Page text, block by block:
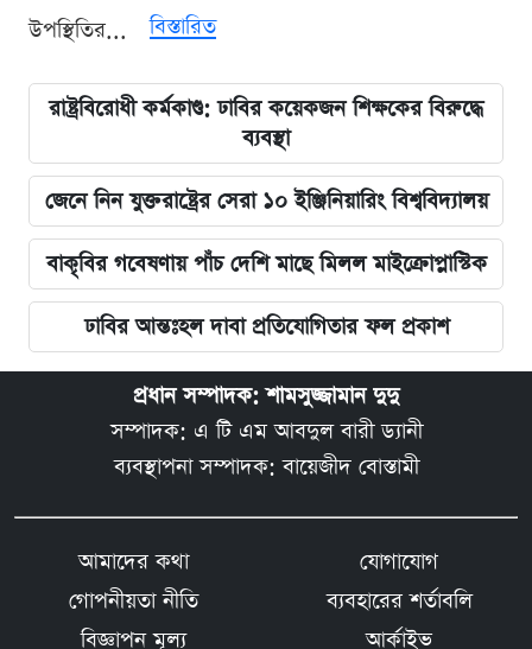
উপস্থিতির...
বিস্তারিত
রাষ্ট্রবিরোধী কর্মকাণ্ড: ঢাবির কয়েকজন শিক্ষকের বিরুদ্ধে
ব্যবস্থা
জেনে নিন যুক্তরাষ্ট্রের সেরা ১০ ইঞ্জিনিয়ারিং বিশ্ববিদ্যালয়
বাকৃবির গবেষণায় পাঁচ দেশি মাছে মিলল মাইক্রোপ্লাস্টিক
ঢাবির আন্তঃহল দাবা প্রতিযোগিতার ফল প্রকাশ
প্রধান সম্পাদক: শামসুজ্জামান দুদু
সম্পাদক: এ টি এম আবদুল বারী ড্যানী
ব্যবস্থাপনা সম্পাদক: বায়েজীদ বোস্তামী
আমাদের কথা
যোগাযোগ
গোপনীয়তা নীতি
ব্যবহারের শর্তাবলি
বিজ্ঞাপন মূল্য
আর্কাইভ